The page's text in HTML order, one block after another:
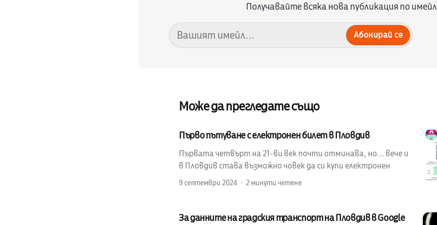
Получавайте всяка нова публикация по имейл
Абонирай се
Може да прегледате също
Първо пътуване с електронен билет в Пловдив
Първата четвърт на 21-ви век почти отминава, но... вече и
в Пловдив става възможно човек да си купи електронен
9 септември 2024 2 минути четене
За данните на градския транспорт на Пловдив в Google